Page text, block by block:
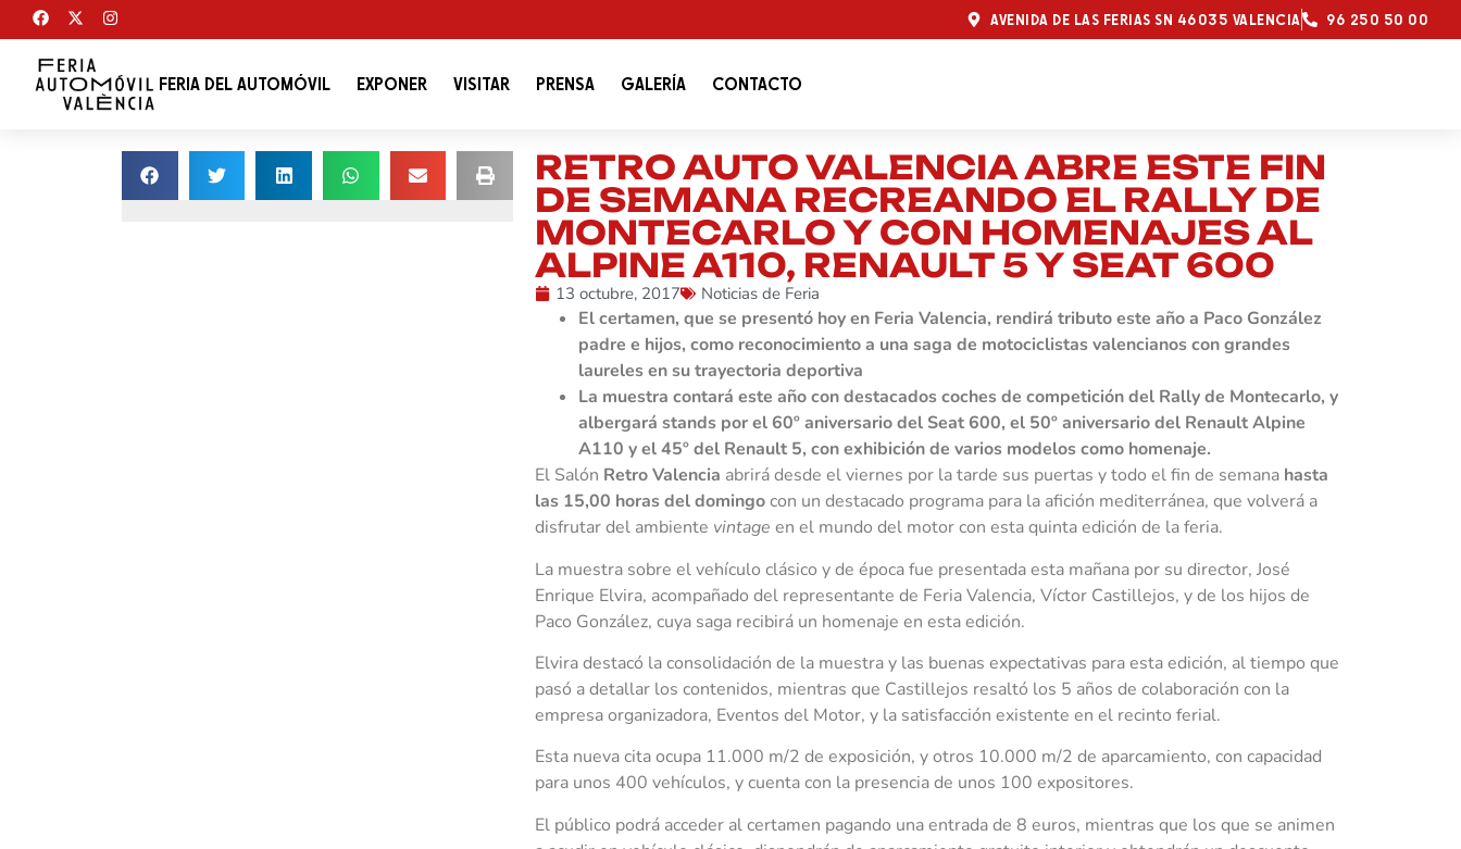
AVENIDA DE LAS FERIAS SN 46035 VALENCIA 96 250 50 00
FERIA DEL AUTOMÓVIL EXPONER VISITAR PRENSA GALERÍA CONTACTO
RETRO AUTO VALENCIA ABRE ESTE FIN
DE SEMANA RECREANDO EL RALLY DE
MONTECARLO Y CON HOMENAJES AL
ALPINE A110, RENAULT 5 Y SEAT 600
13 octubre, 2017 Noticias de Feria
El certamen, que se presentó hoy en Feria Valencia, rendirá tributo este año a Paco González
padre e hijos, como reconocimiento a una saga de motociclistas valencianos con grandes
laureles en su trayectoria deportiva
La muestra contará este año con destacados coches de competición del Rally de Montecarlo, y
albergará stands por el 60º aniversario del Seat 600, el 50º aniversario del Renault Alpine
A110 y el 45º del Renault 5, con exhibición de varios modelos como homenaje.
El Salón Retro Valencia abrirá desde el viernes por la tarde sus puertas y todo el fin de semanahasta
las 15,00 horas del domingocon un destacado programa para la afición mediterránea, que volverá a
disfrutar del ambiente vintage en el mundo del motor con esta quinta edición de la feria.
La muestra sobre el vehículo clásico y de época fue presentada esta mañana por su director, José
Enrique Elvira, acompañado del representante de Feria Valencia, Víctor Castillejos, y de los hijos de
Paco González, cuya saga recibirá un homenaje en esta edición.
Elvira destacó la consolidación de la muestra y las buenas expectativas para esta edición, al tiempo que
pasó a detallar los contenidos, mientras que Castillejos resaltó los 5 años de colaboración con la
empresa organizadora, Eventos del Motor, y la satisfacción existente en el recinto ferial.
Esta nueva cita ocupa 11.000 m/2 de exposición, y otros 10.000 m/2 de aparcamiento, con capacidad
para unos 400 vehículos, y cuenta con la presencia de unos 100 expositores.
El público podrá acceder al certamen pagando una entrada de 8 euros, mientras que los que se animen